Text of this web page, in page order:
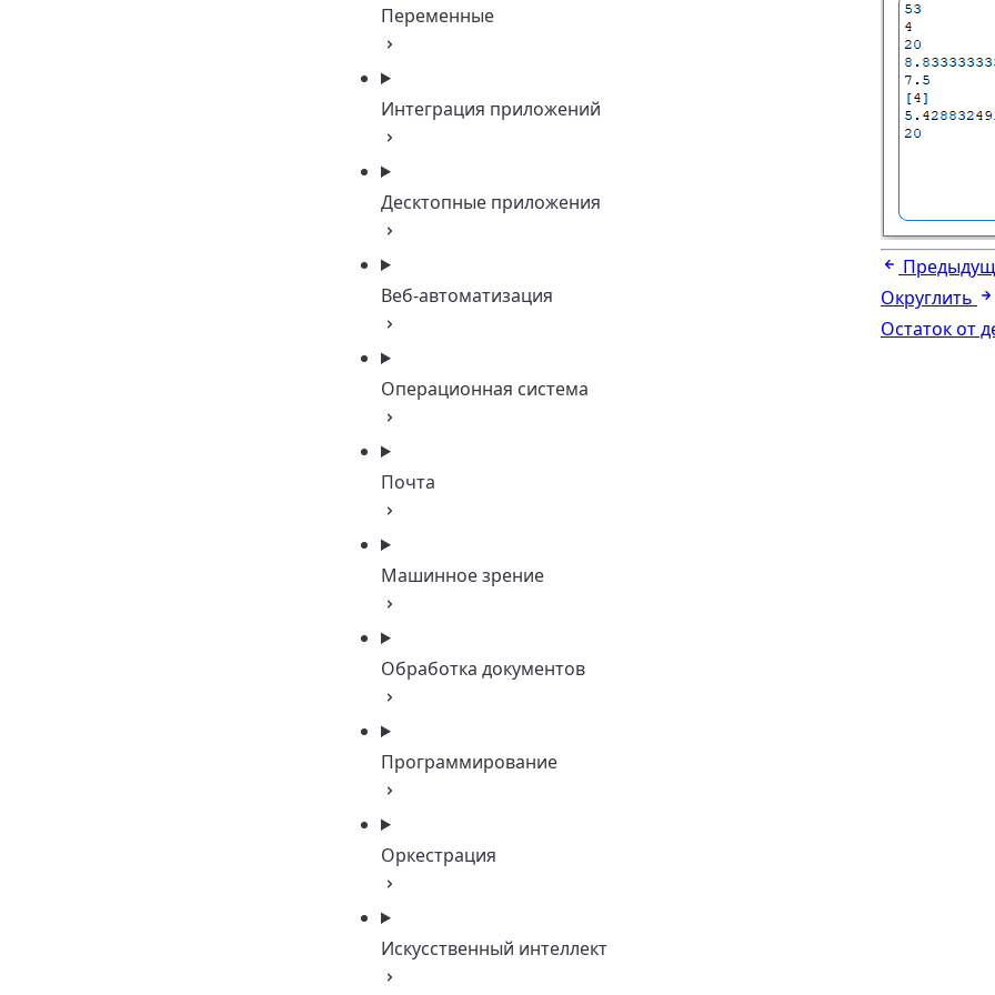
Переменные
Интеграция приложений
Десктопные приложения
Веб-автоматизация
Операционная система
Почта
Машинное зрение
Обработка документов
Программирование
Оркестрация
Искусственный интеллект
Округлить
Остаток от